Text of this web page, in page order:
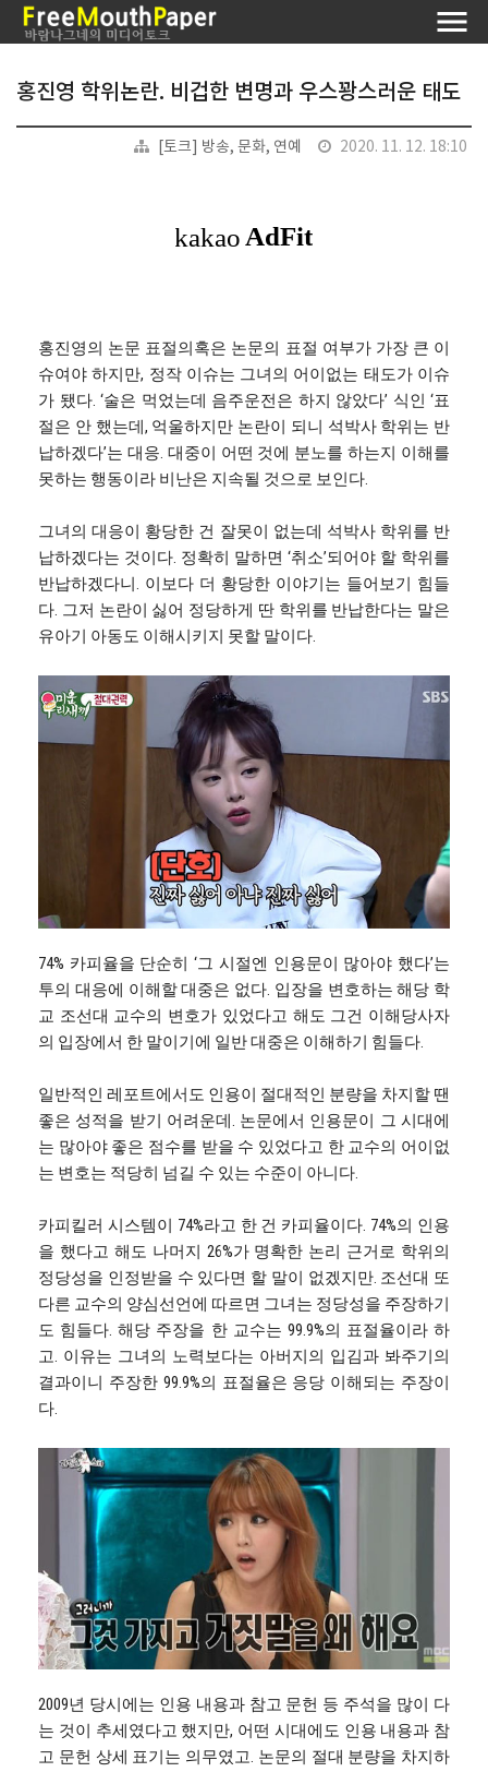
홍진영 학위논란. 비겁한 변명과 우스꽝스러운 태도
[토크] 방송, 문화, 연예 2020. 11. 12. 18:10
홍진영의 논문 표절의혹은 논문의 표절 여부가 가장 큰 이
슈여야 하지만, 정작 이슈는 그녀의 어이없는 태도가 이슈
가 됐다. ‘술은 먹었는데 음주운전은 하지 않았다’ 식인 ‘표
절은 안 했는데, 억울하지만 논란이 되니 석박사 학위는 반
납하겠다’는 대응. 대중이 어떤 것에 분노를 하는지 이해를
못하는 행동이라 비난은 지속될 것으로 보인다.
그녀의 대응이 황당한 건 잘못이 없는데 석박사 학위를 반
납하겠다는 것이다. 정확히 말하면 ‘취소’되어야 할 학위를
반납하겠다니. 이보다 더 황당한 이야기는 들어보기 힘들
다. 그저 논란이 싫어 정당하게 딴 학위를 반납한다는 말은
유아기 아동도 이해시키지 못할 말이다.
74% 카피율을 단순히 ‘그 시절엔 인용문이 많아야 했다’는
투의 대응에 이해할 대중은 없다. 입장을 변호하는 해당 학
교 조선대 교수의 변호가 있었다고 해도 그건 이해당사자
의 입장에서 한 말이기에 일반 대중은 이해하기 힘들다.
일반적인 레포트에서도 인용이 절대적인 분량을 차지할 땐
좋은 성적을 받기 어려운데. 논문에서 인용문이 그 시대에
는 많아야 좋은 점수를 받을 수 있었다고 한 교수의 어이없
는 변호는 적당히 넘길 수 있는 수준이 아니다.
카피킬러 시스템이 74%라고 한 건 카피율이다. 74%의 인용
을 했다고 해도 나머지 26%가 명확한 논리 근거로 학위의
정당성을 인정받을 수 있다면 할 말이 없겠지만. 조선대 또
다른 교수의 양심선언에 따르면 그녀는 정당성을 주장하기
도 힘들다. 해당 주장을 한 교수는 99.9%의 표절율이라 하
고. 이유는 그녀의 노력보다는 아버지의 입김과 봐주기의
결과이니 주장한 99.9%의 표절율은 응당 이해되는 주장이
다.
2009년 당시에는 인용 내용과 참고 문헌 등 주석을 많이 다
는 것이 추세였다고 했지만, 어떤 시대에도 인용 내용과 참
고 문헌 상세 표기는 의무였고. 논문의 절대 분량을 차지하